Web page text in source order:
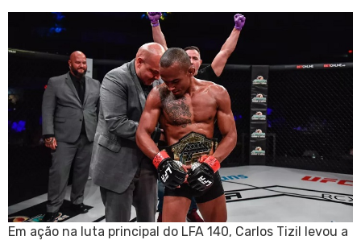
Em ação na luta principal do LFA 140, Carlos Tizil levou a